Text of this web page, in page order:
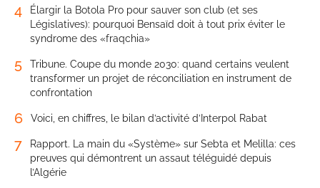
4
Élargir la Botola Pro pour sauver son club (et ses
Législatives): pourquoi Bensaïd doit à tout prix éviter le
syndrome des «fraqchia»
5
Tribune. Coupe du monde 2030: quand certains veulent
transformer un projet de réconciliation en instrument de
confrontation
6 Voici, en chiffres, le bilan d’activité d’Interpol Rabat
7
Rapport. La main du «Système» sur Sebta et Melilla: ces
preuves qui démontrent un assaut téléguidé depuis
l’Algérie